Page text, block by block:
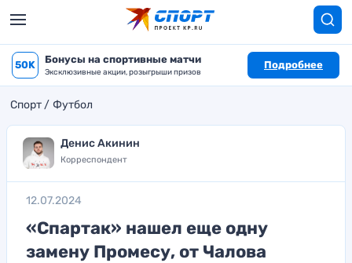
50K Бонусы на спортивные матчи
Эксклюзивные акции, розыгрыши призов
Подробнее
Спорт Футбол
Денис Акинин
Корреспондент
12.07.2024
«Спартак» нашел еще одну
замену Промесу, от Чалова